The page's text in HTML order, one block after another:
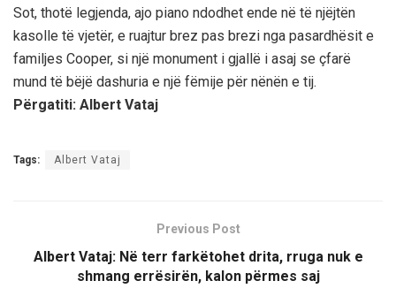
Sot, thotë legjenda, ajo piano ndodhet ende në të njëjtën
kasolle të vjetër, e ruajtur brez pas brezi nga pasardhësit e
familjes Cooper, si një monument i gjallë i asaj se çfarë
mund të bëjë dashuria e një fëmije për nënën e tij.
Përgatiti: Albert Vataj
Tags: Albert Vataj
Previous Post
Albert Vataj: Në terr farkëtohet drita, rruga nuk e
shmang errësirën, kalon përmes saj